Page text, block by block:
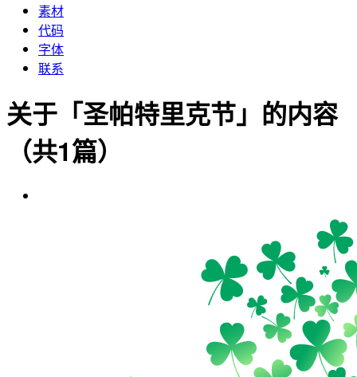
素材
代码
字体
联系
关于「圣帕特里克节」的内容
（共1篇）